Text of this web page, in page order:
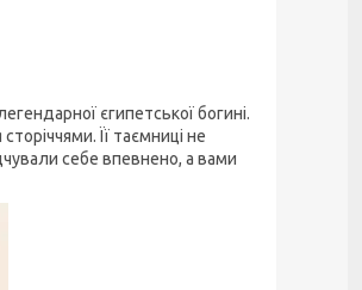
єгипетської богині.
Її таємниці не
себе впевнено, а вами